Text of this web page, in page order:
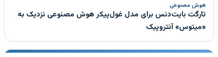
هوش مصنوعی
تارگت بایت‌دنس برای مدل غول‌پیکر هوش مصنوعی نزدیک به
«میتوس» آنتروپیک